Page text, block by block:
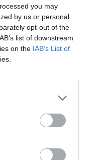
you may
by us or personal
opt-out of the
list of downstream
on the IAB’s List of